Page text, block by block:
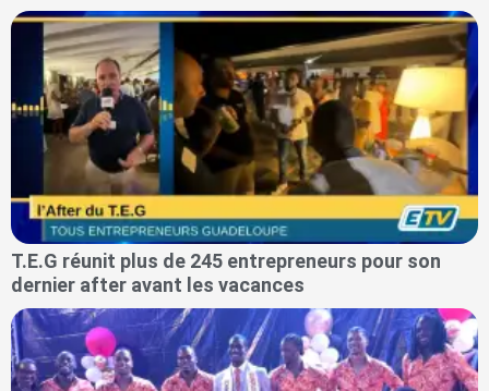
T.E.G réunit plus de 245 entrepreneurs pour son
dernier after avant les vacances